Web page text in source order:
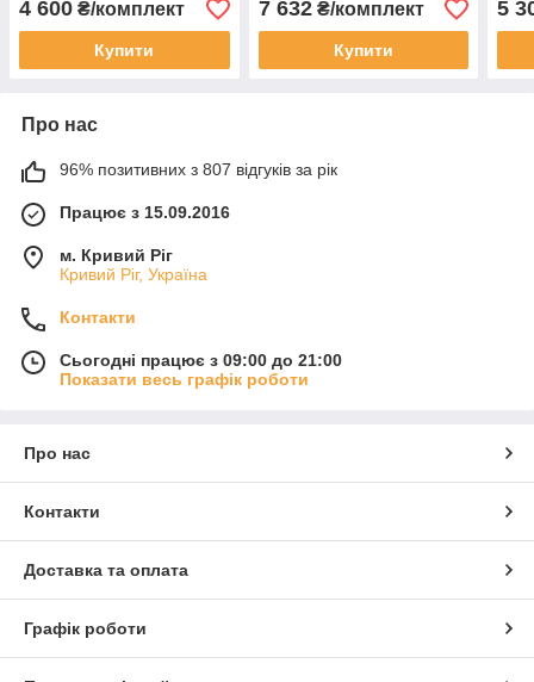
4 600 ₴/комплект
Купити
VipElite №083
7 632₴/комплект
Купити
5
Про нас
96% позитивних з 807 відгуків за рік
Працює з 15.09.2016
м. Кривий Ріг
Кривий Ріг, Україна
Контакти
Сьогодні працює з 09:00 до 21:00
Показати весь графік роботи
Про нас
Контакти
Доставка та оплата
Графік роботи